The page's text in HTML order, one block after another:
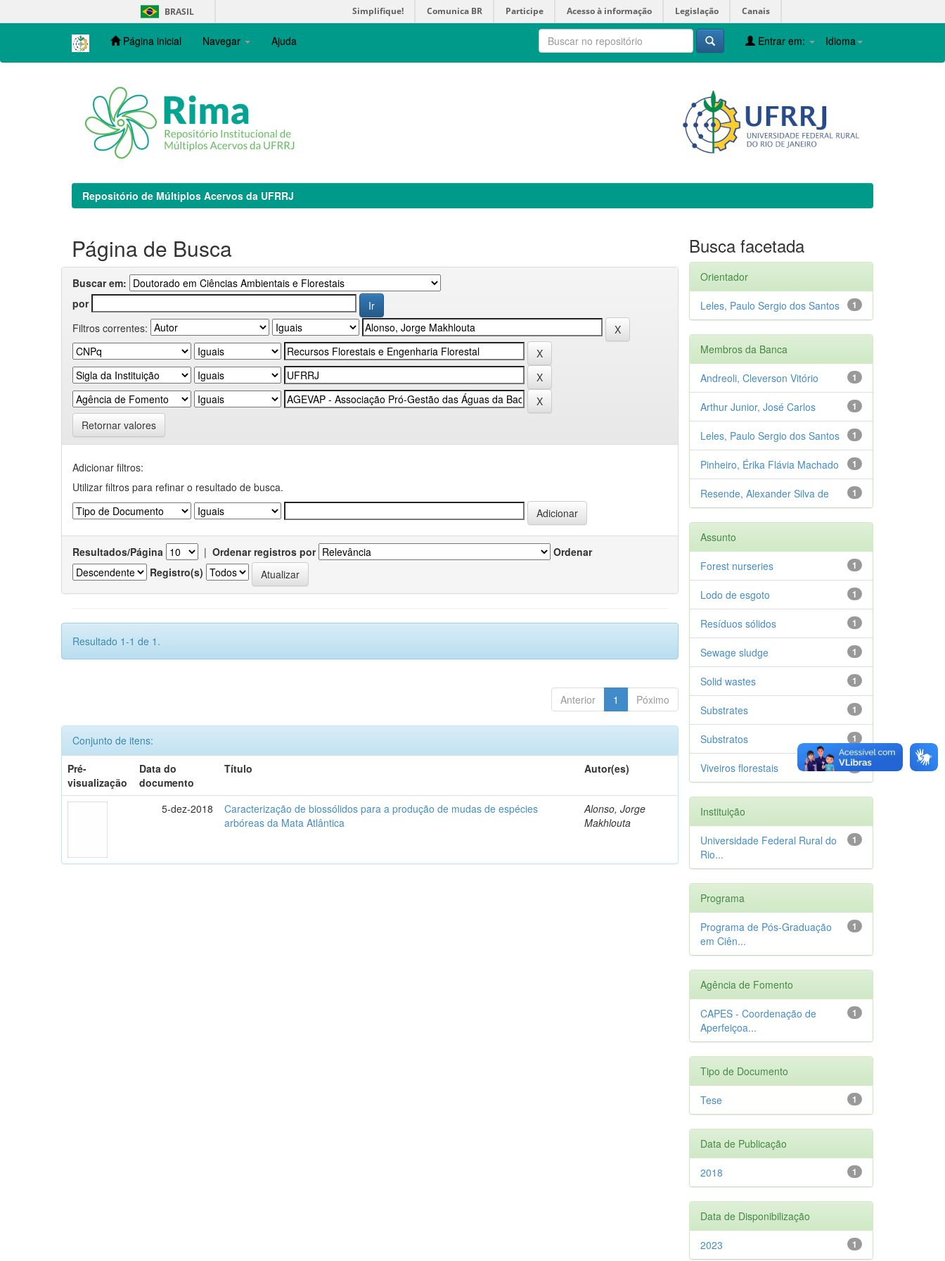
navigation
BRASIL Simplifique! Comunica BR Participe Acesso à informação Legislação Canais
Página inicial Navegar Ajuda Idioma
Entrar em:
Repositório de Múltiplos Acervos da UFRRJ
Página de Busca
Buscar em:
por
Filtros correntes:
Retornar valores
Adicionar filtros:
Utilizar filtros para refinar o resultado de busca.
Resultados/Página | Ordenar registros por
Ordenar
Registro(s)
Resultado 1-1 de 1.
Anterior 1 Póximo
Conjunto de itens:
Pré-
visualização
Data do
documento
Título Autor(es)
5-dez-2018
Caracterização de biossólidos para a produção de mudas de espécies
arbóreas da Mata Atlântica
Alonso, Jorge
Makhlouta
Busca facetada
Orientador
1
Leles, Paulo Sergio dos Santos
Membros da Banca
1
Andreoli, Cleverson Vitório
1
Arthur Junior, José Carlos
1
Leles, Paulo Sergio dos Santos
1
Pinheiro, Érika Flávia Machado
1
Resende, Alexander Silva de
Assunto
1
Forest nurseries
1
Lodo de esgoto
1
Resíduos sólidos
1
Sewage sludge
1
Solid wastes
1
Substrates
1
Substratos
1
Viveiros florestais
Instituição
1
Universidade Federal Rural do
Rio...
Programa
1
Programa de Pós-Graduação
em Ciên...
Agência de Fomento
1
CAPES - Coordenação de
Aperfeiçoa...
Tipo de Documento
1
Tese
Data de Publicação
1
2018
Data de Disponibilização
1
2023